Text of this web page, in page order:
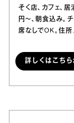
そく店、カフェ、
円〜、朝食込み。
席なしでOK。住
詳しくはこちら